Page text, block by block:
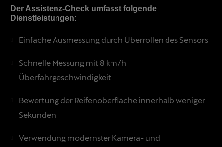
Der Assistenz-Check umfasst folgende
Dienstleistungen:
Einfache Ausmessung durch Überrollen des Sensors
Schnelle Messung mit 8 km/h
Überfahrgeschwindigkeit
Bewertung der Reifenoberfläche innerhalb weniger
Sekunden
Verwendung modernster Kamera- und